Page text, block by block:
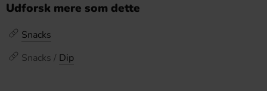
Udforsk mere som dette
Snacks
Snacks / Dip